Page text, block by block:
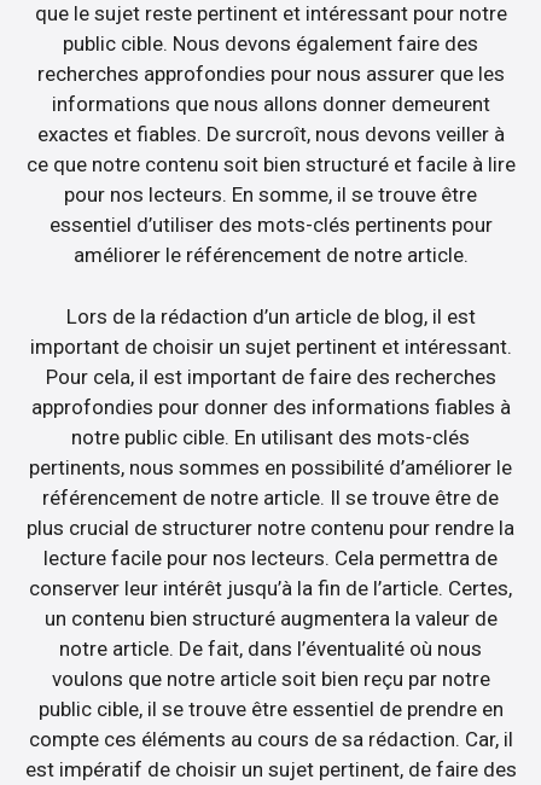
que le sujet reste pertinent et intéressant pour notre
public cible. Nous devons également faire des
recherches approfondies pour nous assurer que les
informations que nous allons donner demeurent
exactes et fiables. De surcroît, nous devons veiller à
ce que notre contenu soit bien structuré et facile à lire
pour nos lecteurs. En somme, il se trouve être
essentiel d’utiliser des mots-clés pertinents pour
améliorer le référencement de notre article.
Lors de la rédaction d’un article de blog, il est
important de choisir un sujet pertinent et intéressant.
Pour cela, il est important de faire des recherches
approfondies pour donner des informations fiables à
notre public cible. En utilisant des mots-clés
pertinents, nous sommes en possibilité d’améliorer le
référencement de notre article. Il se trouve être de
plus crucial de structurer notre contenu pour rendre la
lecture facile pour nos lecteurs. Cela permettra de
conserver leur intérêt jusqu’à la fin de l’article. Certes,
un contenu bien structuré augmentera la valeur de
notre article. De fait, dans l’éventualité où nous
voulons que notre article soit bien reçu par notre
public cible, il se trouve être essentiel de prendre en
compte ces éléments au cours de sa rédaction. Car, il
est impératif de choisir un sujet pertinent, de faire des